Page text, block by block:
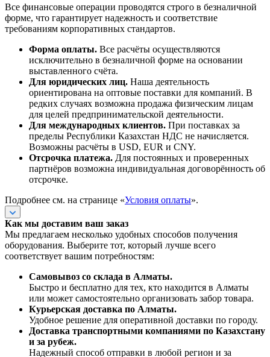
Все финансовые операции проводятся строго в безналичной
форме, что гарантирует надежность и соответствие
требованиям корпоративных стандартов.
Форма оплаты. Все расчёты осуществляются
исключительно в безналичной форме на основании
выставленного счёта.
Для юридических лиц. Наша деятельность
ориентирована на оптовые поставки для компаний. В
редких случаях возможна продажа физическим лицам
для целей предпринимательской деятельности.
Для международных клиентов. При поставках за
пределы Республики Казахстан НДС не начисляется.
Возможны расчёты в USD, EUR и CNY.
Отсрочка платежа. Для постоянных и проверенных
партнёров возможна индивидуальная договорённость об
отсрочке.
Подробнее см. на странице «Условия оплаты».
Как мы доставим ваш заказ
Мы предлагаем несколько удобных способов получения
оборудования. Выберите тот, который лучше всего
соответствует вашим потребностям:
Самовывоз со склада в Алматы.
Быстро и бесплатно для тех, кто находится в Алматы
или может самостоятельно организовать забор товара.
Курьерская доставка по Алматы.
Удобное решение для оперативной доставки по городу.
Доставка транспортными компаниями по Казахстану
и за рубеж.
Надежный способ отправки в любой регион и за